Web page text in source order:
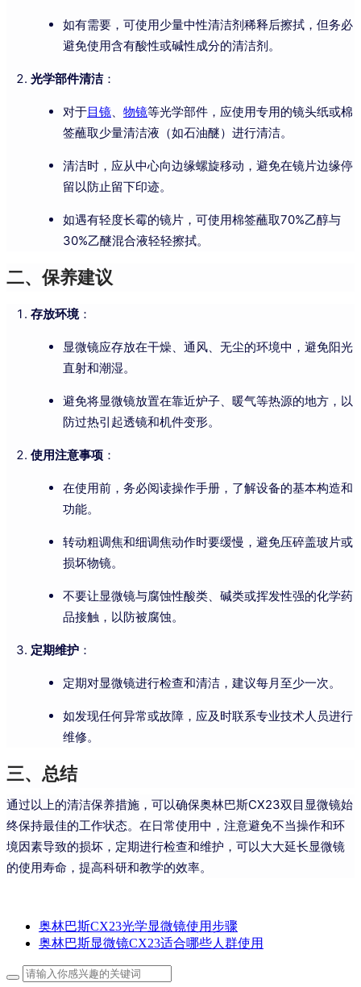
如有需要，可使用少量中性清洁剂稀释后擦拭，但务必
避免使用含有酸性或碱性成分的清洁剂。
光学部件清洁：
对于目镜、 物镜等光学部件，应使用专用的镜头纸或棉
签蘸取少量清洁液（如石油醚）进行清洁。
清洁时，应从中心向边缘螺旋移动，避免在镜片边缘停
留以防止留下印迹。
如遇有轻度长霉的镜片，可使用棉签蘸取70%乙醇与
30%乙醚混合液轻轻擦拭。
二、保养建议
存放环境：
显微镜应存放在干燥、通风、无尘的环境中，避免阳光
直射和潮湿。
避免将显微镜放置在靠近炉子、暖气等热源的地方，以
防过热引起透镜和机件变形。
使用注意事项 ：
在使用前，务必阅读操作手册，了解设备的基本构造和
功能。
转动粗调焦和细调焦动作时要缓慢，避免压碎盖玻片或
损坏物镜。
不要让显微镜与腐蚀性酸类、碱类或挥发性强的化学药
品接触，以防被腐蚀。
定期维护 ：
定期对显微镜进行检查和清洁，建议每月至少一次。
如发现任何异常或故障，应及时联系专业技术人员进行
维修。
三、总结
通过以上的清洁保养措施，可以确保奥林巴斯CX23双目显微镜始
终保持最佳的工作状态。在日常使用中，注意避免不当操作和环
境因素导致的损坏，定期进行检查和维护，可以大大延长显微镜
的使用寿命，提高科研和教学的效率。
奥林巴斯CX23光学显微镜使用步骤
奥林巴斯显微镜CX23适合哪些人群使用